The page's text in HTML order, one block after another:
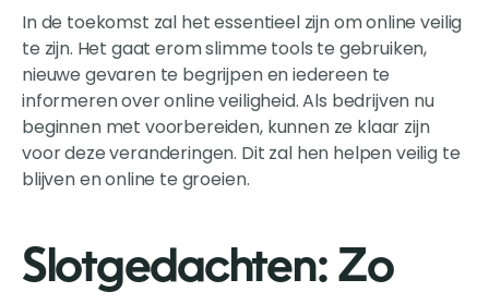
In de toekomst zal het essentieel zijn om online veilig
te zijn. Het gaat erom slimme tools te gebruiken,
nieuwe gevaren te begrijpen en iedereen te
informeren over online veiligheid. Als bedrijven nu
beginnen met voorbereiden, kunnen ze klaar zijn
voor deze veranderingen. Dit zal hen helpen veilig te
blijven en online te groeien.
Slotgedachten: Zo